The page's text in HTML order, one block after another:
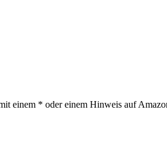
einem * oder einem Hinweis auf